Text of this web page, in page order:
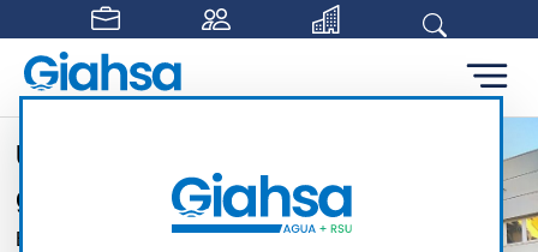
Saltar al contenido principal
Un gran proyecto para una
gran provincia
Este proyecto colectivo refuerza nuestra